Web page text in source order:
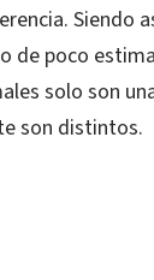
Siendo
de poco
solo son
son distintos.